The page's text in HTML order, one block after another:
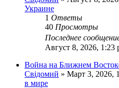
Украине
1 Ответы
40 Просмотры
Последнее
Август 8, 2026, 1:23
Война на Ближнем
Свідомий » Март 3, 2026,
в мире